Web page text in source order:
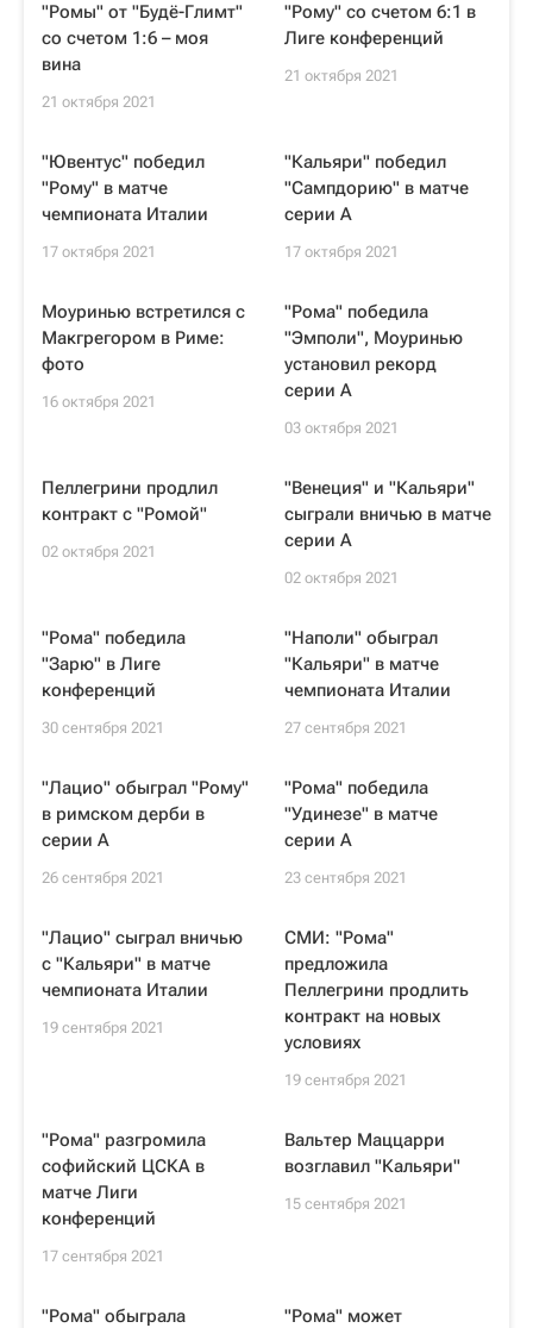
"Ромы" от "Будё-Глимт"
со счетом 1:6 – моя
вина
21 октября 2021
"Рому" со счетом 6:1 в
Лиге конференций
21 октября 2021
"Ювентус" победил
"Рому" в матче
чемпионата Италии
17 октября 2021
"Кальяри" победил
"Сампдорию" в матче
серии А
17 октября 2021
Моуринью встретился с
Макгрегором в Риме:
фото
16 октября 2021
"Рома" победила
"Эмполи", Моуринью
установил рекорд
серии А
03 октября 2021
Пеллегрини продлил
контракт с "Ромой"
02 октября 2021
"Венеция" и "Кальяри"
сыграли вничью в матче
серии А
02 октября 2021
"Рома" победила
"Зарю" в Лиге
конференций
30 сентября 2021
"Наполи" обыграл
"Кальяри" в матче
чемпионата Италии
27 сентября 2021
"Лацио" обыграл "Рому"
в римском дерби в
серии А
26 сентября 2021
"Рома" победила
"Удинезе" в матче
серии А
23 сентября 2021
"Лацио" сыграл вничью
с "Кальяри" в матче
чемпионата Италии
19 сентября 2021
СМИ: "Рома"
предложила
Пеллегрини продлить
контракт на новых
условиях
19 сентября 2021
"Рома" разгромила
софийский ЦСКА в
матче Лиги
конференций
17 сентября 2021
Вальтер Маццарри
возглавил "Кальяри"
15 сентября 2021
"Рома" обыграла
"Рома" может